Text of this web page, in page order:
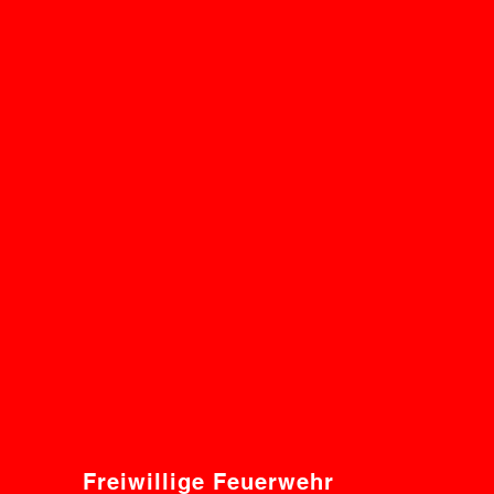
Freiwillige Feuerwehr